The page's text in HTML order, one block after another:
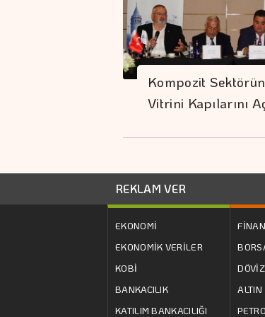
Kompozit
Vitrini Kapılarını
REKLAM VER
EKONOMİ
EKONOMİK VERİLER
KOBİ
BANKACILIK
KATILIM BANKACILIĞI
DÖVİZ
ALTIN